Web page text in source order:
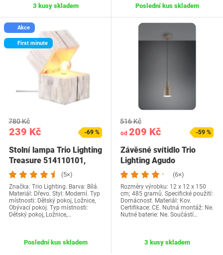
3 kusy skladem Poslední kus skladem
Akce
First minute
239 Kč
780 Kč
-69 %
Stolní lampa Trio Lighting
Treasure 514110101,
bílá…
(5×)
Značka: Trio Lighting. Barva: Bílá.
Materiál: Dřevo. Styl: Moderní. Typ
místnosti: Dětský pokoj, Ložnice,
Obývací pokoj. Typ místnosti:
Dětský pokoj, Ložnice,…
Poslední kus skladem
od 209 Kč
516 Kč
-59 %
Závěsné svítidlo Trio
Lighting Agudo
319400141, kovové,…
(6×)
Rozměry výrobku: 12 x 12 x 150
cm; 485 gramů. Specifické použití:
Domácnost. Materiál: Kov.
Certifikace: CE. Nutná montáž: Ne.
Nutné baterie: Ne. Součástí…
3 kusy skladem